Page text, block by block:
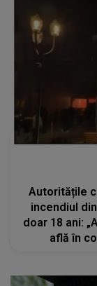
Autoritățile
incendiul
doar 18 ani:
află în